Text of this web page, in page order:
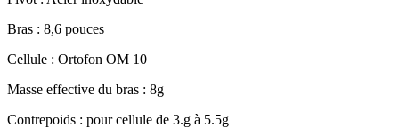
Bras : 8,6 pouces
Cellule : Ortofon OM 10
Masse effective du bras : 8g
Contrepoids : pour cellule de 3.g à 5.5g